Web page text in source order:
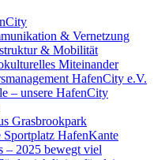
& Vernetzung
& Mobilität
Miteinander
HafenCity e.V.
– unsere HafenCity
Grasbrookpark
Sportplatz HafenKante
– 2025 bewegt viel